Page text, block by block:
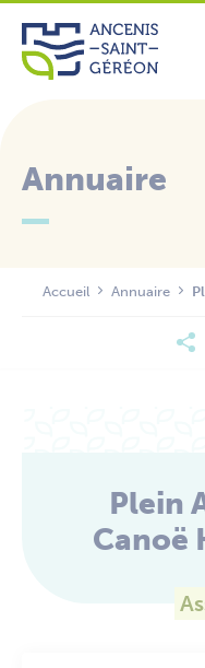
Aller
contenu
Annuaire
Accueil Annuaire
Plein
Canoë
Panneau de gestion des